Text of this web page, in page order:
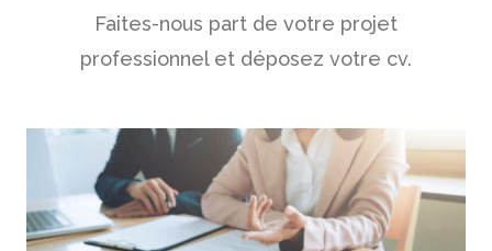
Faites-nous part de votre projet
professionnel et déposez votre cv.